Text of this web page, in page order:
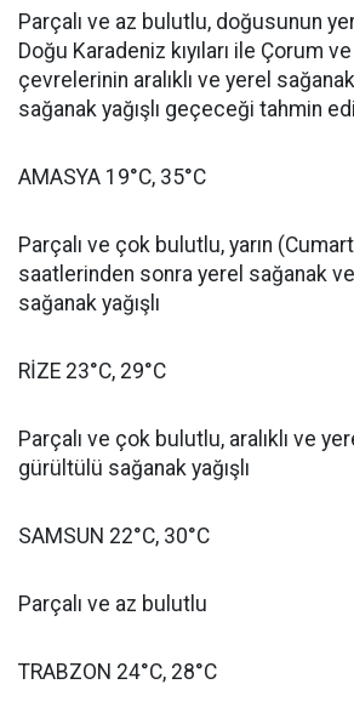
Parçalı ve az bulutlu, doğusunun
Doğu Karadeniz kıyıları ile Çorum
çevrelerinin aralıklı ve yerel
sağanak yağışlı geçeceği tahmin
AMASYA 19°C, 35°C
Parçalı ve çok bulutlu, yarın
saatlerinden sonra yerel sağanak
sağanak yağışlı
RİZE 23°C, 29°C
Parçalı ve çok bulutlu, aralıklı ve
gürültülü sağanak yağışlı
SAMSUN 22°C, 30°C
Parçalı ve az bulutlu
TRABZON 24°C, 28°C